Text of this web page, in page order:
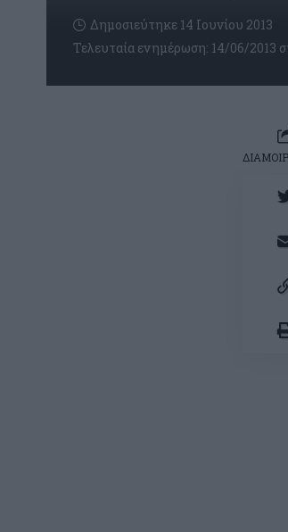
Τελευταία ενημέρωση: 14/06/2013
Δημοσιεύτηκε 14 Ιουνίου 2013